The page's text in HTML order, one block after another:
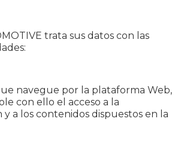
trata sus datos con las
navegue por la plataforma Web,
con ello el acceso a la
y a los contenidos dispuestos en la